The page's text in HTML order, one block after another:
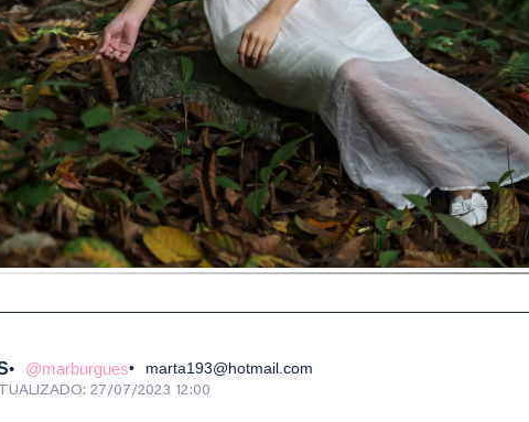
@marburgues marta193@hotmail.com
27/07/2023 12:00